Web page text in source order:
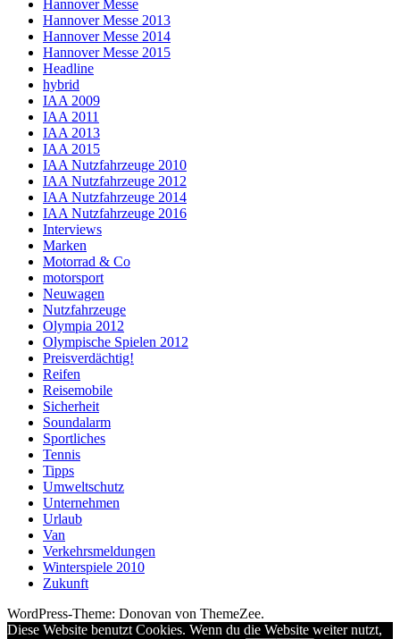
Hannover Messe
Hannover Messe 2013
Hannover Messe 2014
Hannover Messe 2015
Headline
hybrid
IAA 2009
IAA 2011
IAA 2013
IAA 2015
IAA Nutzfahrzeuge 2010
IAA Nutzfahrzeuge 2012
IAA Nutzfahrzeuge 2014
IAA Nutzfahrzeuge 2016
Interviews
Marken
Motorrad & Co
motorsport
Neuwagen
Nutzfahrzeuge
Olympia 2012
Olympische Spielen 2012
Preisverdächtig!
Reifen
Reisemobile
Sicherheit
Soundalarm
Sportliches
Tennis
Tipps
Umweltschutz
Unternehmen
Urlaub
Van
Verkehrsmeldungen
Winterspiele 2010
Zukunft
WordPress-Theme: Donovan von ThemeZee.
Diese Website benutzt Cookies. Wenn du die Website weiter nutzt,